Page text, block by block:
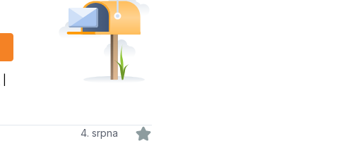
4. srpna